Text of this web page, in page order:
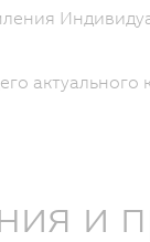
актуального
и